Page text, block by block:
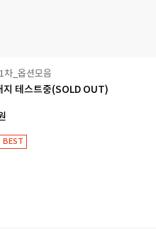
차_옵션모음
지 테스트중(SOLD OUT)
BEST